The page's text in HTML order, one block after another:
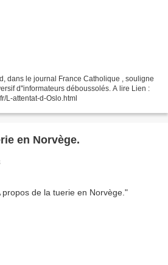
dans le journal France Catholique , souligne
d''informateurs déboussolés. A lire Lien :
L-attentat-d-Oslo.html
en Norvège.